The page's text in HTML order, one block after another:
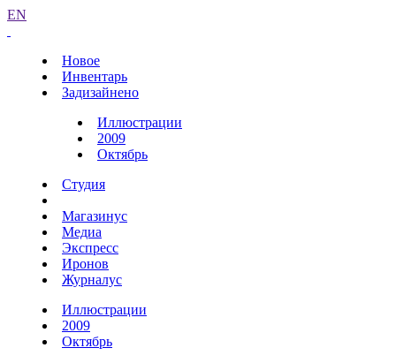
EN
Новое
Инвентарь
Задизайнено
Иллюстрации
2009
Октябрь
Студия
Магазинус
Медиа
Экспресс
Иронов
Журналус
Иллюстрации
2009
Октябрь